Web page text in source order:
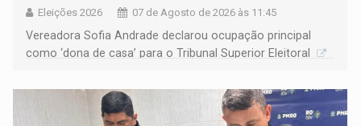
Eleições 2026 07 de Agosto de 2026 às 11:45
Vereadora Sofia Andrade declarou ocupação principal
como ‘dona de casa’ para o Tribunal Superior Eleitoral